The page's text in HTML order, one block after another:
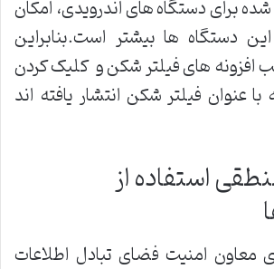
برای دستگاه های اندرویدی، امکان
دستگاه ها بیشتر است.بنابراین
افزونه های فیلتر شکن و کلیک کردن
عنوان فیلتر شکن انتشار یافته اند
استفاده از
امنیت فضای تبادل اطلاعات